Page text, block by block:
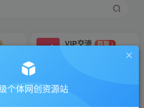
VIP交流
群聊
研究探讨更多创业项目路子。
招募站长
个体网创资源站